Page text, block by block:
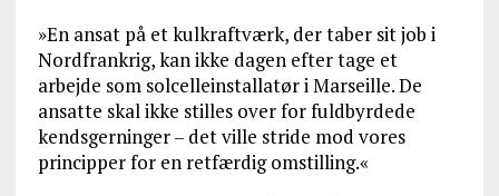
»En ansat på et kulkraftværk, der taber sit job i
Nordfrankrig, kan ikke dagen efter tage et
arbejde som solcelleinstallatør i Marseille. De
ansatte skal ikke stilles over for fuldbyrdede
kendsgerninger – det ville stride mod vores
principper for en retfærdig omstilling.«